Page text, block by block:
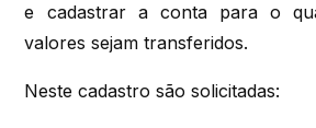
e cadastrar a conta para o
valores sejam transferidos.
Neste cadastro são solicitadas: